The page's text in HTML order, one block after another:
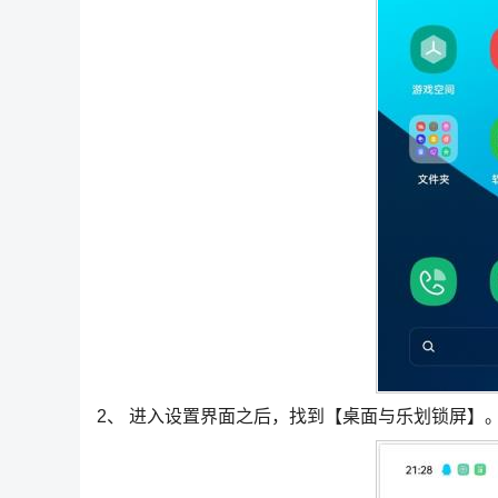
2、 进入设置界面之后，找到【桌面与乐划锁屏】